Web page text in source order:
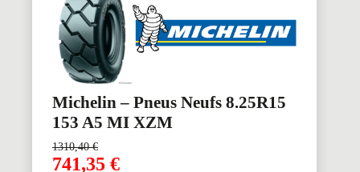
Michelin – Pneus Neufs 8.25R15
153 A5 MI XZM
1310,40€
741,35 €